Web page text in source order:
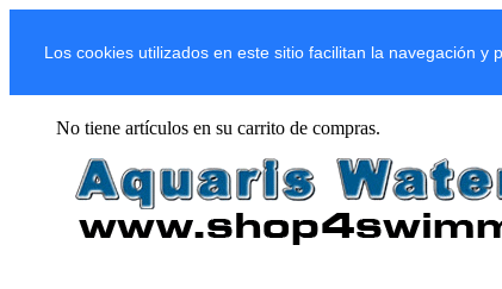
Los cookies utilizados en este sitio facilitan la navegación y
No tiene artículos en su carrito de compras.